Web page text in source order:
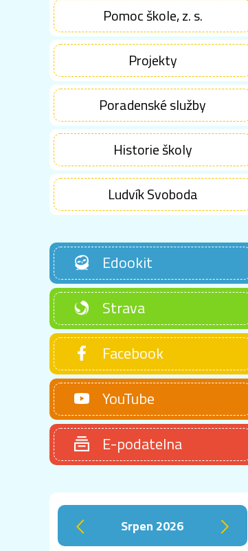
Pomoc škole, z. s.
Projekty
Poradenské služby
Historie školy
Ludvík Svoboda
Edookit
Strava
Facebook
YouTube
E-podatelna
‹ srpen 2026 ›